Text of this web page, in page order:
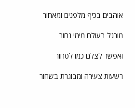
אוהבים בכיף מלפנים ומאחור
מורגל בעולם מימי נחור
ואפשר לצלם כמו לסחור
רשעות צעירה ומבוגרת בשחור